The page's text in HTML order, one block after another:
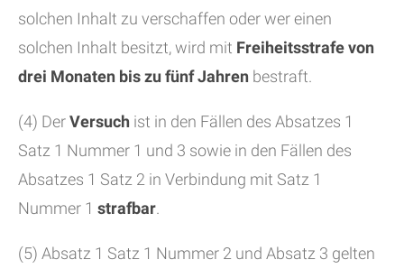
solchen Inhalt zu verschaffen oder wer einen
solchen Inhalt besitzt, wird mit Freiheitsstrafe von
drei Monaten bis zu fünf Jahren bestraft.
(4) DerVersuch ist in den Fällen des Absatzes 1
Satz 1 Nummer 1 und 3 sowie in den Fällen des
Absatzes 1 Satz 2 in Verbindung mit Satz 1
Nummer 1 strafbar
(5) Absatz 1 Satz 1 Nummer 2 und Absatz 3 gelten